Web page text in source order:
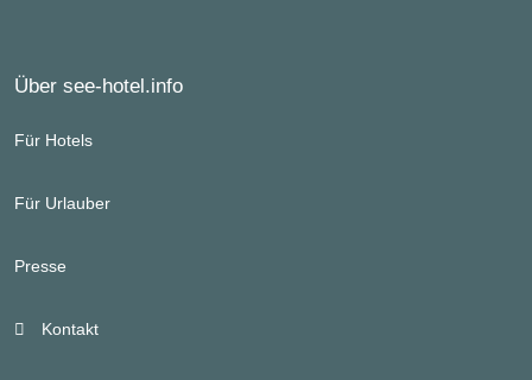
Über see-hotel.info
Für Hotels
Für Urlauber
Presse
Kontakt